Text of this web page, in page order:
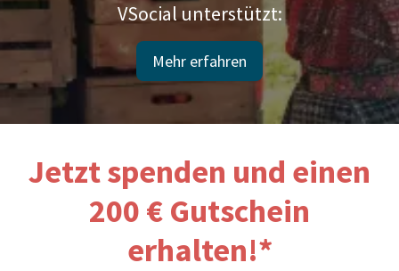
VSocial unterstützt:
Mehr erfahren
Jetzt spenden und einen
200 € Gutschein
erhalten!*